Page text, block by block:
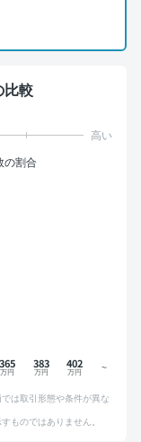
比較
の割合
365 383 402
は取引形態や条件が異な
ものではありません。